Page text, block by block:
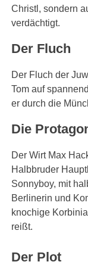
Christl, sondern
verdächtigt.
Der Fluch
Der Fluch der
Tom auf
er durch die
Die
Der Wirt Max
Halbbruder
Sonnyboy, mit
Berlinerin und
knochige
reißt.
Der Plot